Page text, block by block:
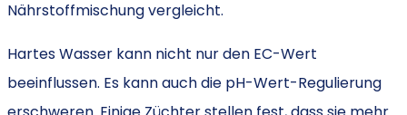
Hartes Wasser kann nicht nur den EC-Wert
beeinflussen. Es kann auch die pH-Wert-Regulierung